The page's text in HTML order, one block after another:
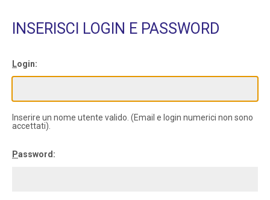
INSERISCI LOGIN E PASSWORD
Login:
Inserire un nome utente valido. (Email e login numerici non sono
accettati).
Password: